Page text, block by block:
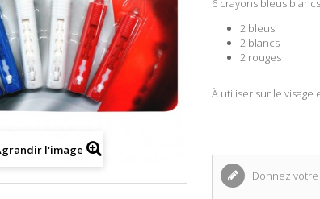
l'image
2 bleus
2 blancs
2 rouges
À utiliser sur le visage
Donnez votre